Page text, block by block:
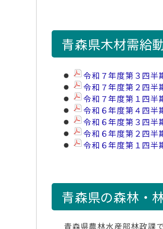
青森県木材需給
令和７年度第３四半
令和７年度第２四半
令和７年度第１四半
令和６年度第４四半
令和６年度第３四半
令和６年度第２四半
令和６年度第１四半
青森県の森林・
青森県農林水産部林政課